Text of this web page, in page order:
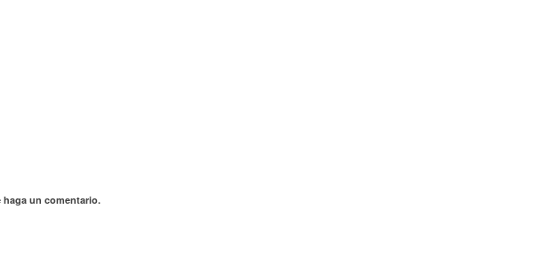
haga un comentario.